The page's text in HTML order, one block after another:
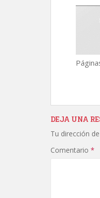
DEJA UNA
Tu dirección
Comentario *